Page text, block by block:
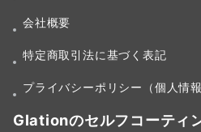
会社概要
特定商取引法に基づく表記
プライバシーポリシー（個人情
Glationのセルフコーティ